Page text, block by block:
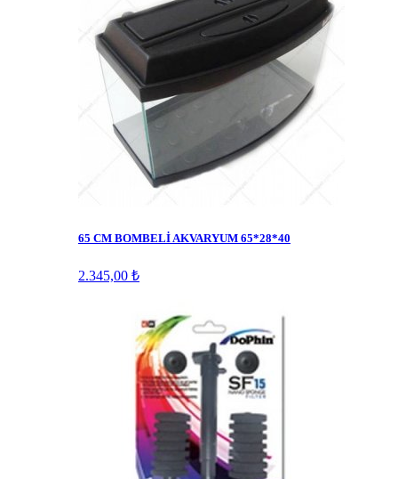
65 CM BOMBELİ AKVARYUM 65*28*40
2.345,00 ₺